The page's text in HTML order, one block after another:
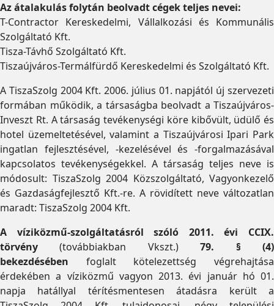
Az átalakulás folytán beolvadt cégek teljes nevei:
T-Contractor Kereskedelmi, Vállalkozási és Kommunális
Szolgáltató Kft.
Tisza-Távhő Szolgáltató Kft.
Tiszaújváros-Termálfürdő Kereskedelmi és Szolgáltató Kft.
A TiszaSzolg 2004 Kft. 2006. július 01. napjától új szervezeti
formában működik, a társaságba beolvadt a Tiszaújváros-
Inveszt Rt. A társaság tevékenységi köre kibővült, üdülő és
hotel üzemeltetésével, valamint a Tiszaújvárosi Ipari Park
ingatlan fejlesztésével, -kezelésével és -forgalmazásával
kapcsolatos tevékenységekkel. A társaság teljes neve is
módosult: TiszaSzolg 2004 Közszolgáltató, Vagyonkezelő
és Gazdaságfejlesztő Kft.-re. A rövidített neve változatlan
maradt: TiszaSzolg 2004 Kft.
A víziközmű-szolgáltatásról szóló 2011. évi CCIX.
törvény (továbbiakban Vkszt.)79. § (4)
bekezdésében foglalt kötelezettség végrehajtása
érdekében a víziközmű vagyon 2013. évi január hó 01.
napja hatállyal térítésmentesen átadásra került a